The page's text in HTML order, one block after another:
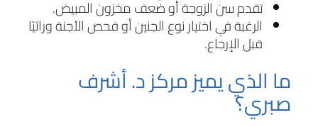
تقدم سن الزوجة أو ضعف مخزون المبيض.
الرغبة في اختيار نوع الجنين أو فحص الأجنة وراثيًا
قبل الإرجاع.
ما الذي يميز مركز د. أشرف
صبري؟